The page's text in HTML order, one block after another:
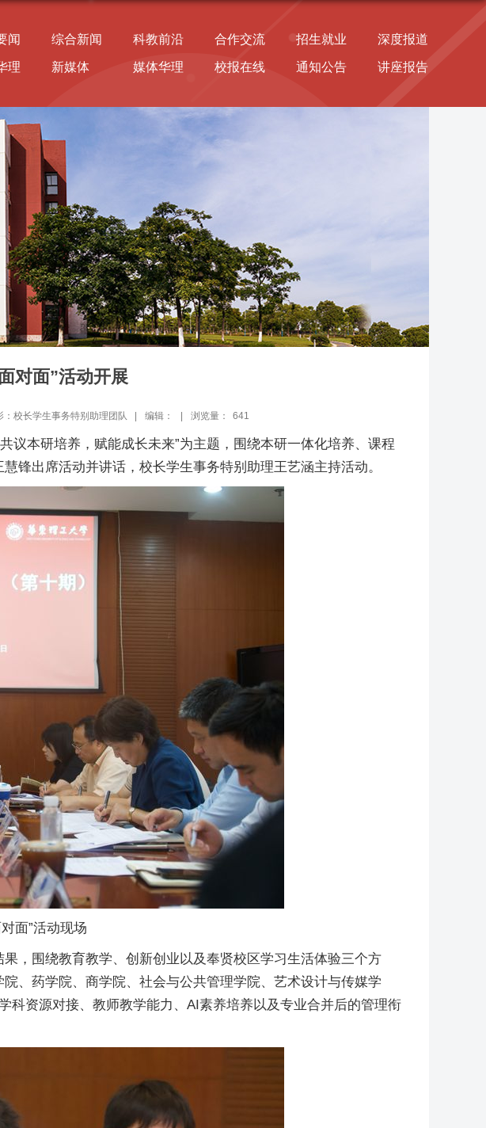
闻 综合新闻 科教前沿 合作交流 招生就业 深度报道
理 新媒体 媒体华理 校报在线 通知公告 讲座报告
对面”活动开展
：校长学生事务特别助理团队 | 编辑： | 浏览量： 641
议本研培养，赋能成长未来”为主题，围绕本研一体化培养、课程
锋出席活动并讲话，校长学生事务特别助理王艺涵主持活动。
面”活动现场
，围绕教育教学、创新创业以及奉贤校区学习生活体验三个方
、药学院、商学院、社会与公共管理学院、艺术设计与传媒学
科资源对接、教师教学能力、AI素养培养以及专业合并后的管理衔